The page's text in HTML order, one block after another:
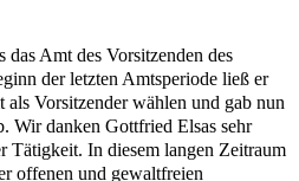
das Amt des Vorsitzenden des
der letzten Amtsperiode ließ er
Vorsitzender wählen und gab nun
Wir danken Gottfried Elsas sehr
Tätigkeit. In diesem langen Zeitraum
offenen und gewaltfreien